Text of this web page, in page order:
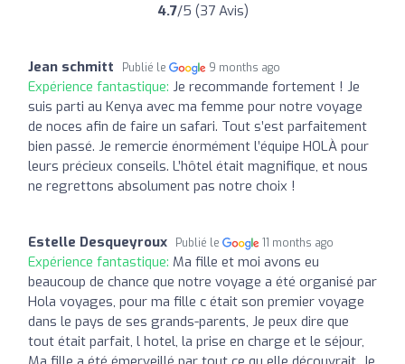
4.7/5 (37 Avis)
Jean schmitt Publié le 9 months ago
Expérience fantastique: Je recommande fortement ! Je
suis parti au Kenya avec ma femme pour notre voyage
de noces afin de faire un safari. Tout s’est parfaitement
bien passé. Je remercie énormément l’équipe HOLÀ pour
leurs précieux conseils. L’hôtel était magnifique, et nous
ne regrettons absolument pas notre choix !
Estelle Desqueyroux Publié le 11 months ago
Expérience fantastique: Ma fille et moi avons eu
beaucoup de chance que notre voyage a été organisé par
Hola voyages, pour ma fille c était son premier voyage
dans le pays de ses grands-parents, Je peux dire que
tout était parfait, l hotel, la prise en charge et le séjour,